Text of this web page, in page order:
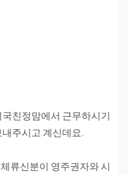
친정맘에서 근무하시기
주시고 계신데요.
류신분이 영주권자와 시